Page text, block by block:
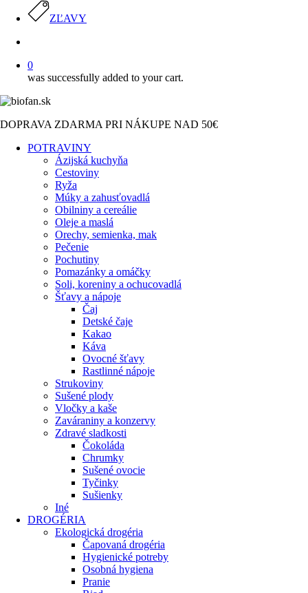
ZĽAVY
0
was successfully added to your cart.
DOPRAVA ZDARMA PRI NÁKUPE NAD 50€
POTRAVINY
Ázijská kuchyňa
Cestoviny
Ryža
Múky a zahusťovadlá
Obilniny a cereálie
Oleje a maslá
Orechy, semienka, mak
Pečenie
Pochutiny
Pomazánky a omáčky
Soli, koreniny a ochucovadlá
Šťavy a nápoje
Čaj
Detské čaje
Kakao
Káva
Ovocné šťavy
Rastlinné nápoje
Strukoviny
Sušené plody
Vločky a kaše
Zaváraniny a konzervy
Zdravé sladkosti
Čokoláda
Chrumky
Sušené ovocie
Tyčinky
Sušienky
Iné
DROGÉRIA
Ekologická drogéria
Čapovaná drogéria
Hygienické potreby
Osobná hygiena
Pranie